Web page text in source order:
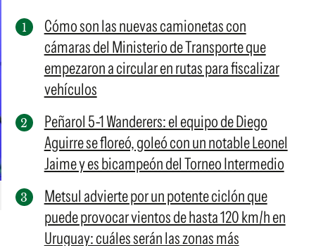
Cómo son las nuevas camionetas con
cámaras del Ministerio de Transporte que
empezaron a circular en rutas para fiscalizar
vehículos
Peñarol 5-1 Wanderers: el equipo de Diego
Aguirre se floreó, goleó con un notable Leonel
Jaime y es bicampeón del Torneo Intermedio
Metsul advierte por un potente ciclón que
puede provocar vientos de hasta 120 km/h en
Uruguay: cuáles serán las zonas más